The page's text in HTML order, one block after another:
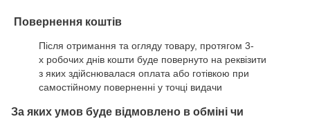
Повернення коштів
Після отримання та огляду товару, протягом 3-
х робочих днів кошти буде повернуто на реквізити
з яких здійснювалася оплата або готівкою при
самостійному поверненні у точці видачи
За яких умов буде відмовлено в обміні чи